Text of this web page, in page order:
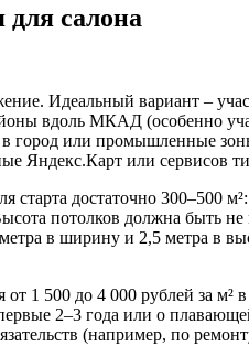
салона
Идеальный вариант –
вдоль МКАД (особенно
город или промышленные
Яндекс.Карт или сервисов
старта достаточно
потолков должна быть
в ширину и 2,5 метра в
1 500 до 4 000 рублей за
2–3 года или о
(например, по